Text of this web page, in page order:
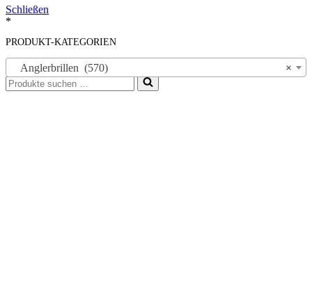
Schließen
*
PRODUKT-KATEGORIEN
×
Anglerbrillen (570)
Suchen
nach …